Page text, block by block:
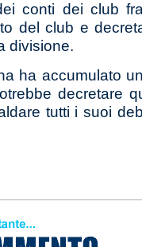
conti dei club
del club e
divisione.
ha accumulato
decretare
tutti i suoi